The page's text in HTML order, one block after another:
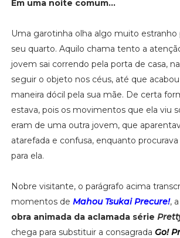
Em uma noite comum...
Uma garotinha olha algo muito estranho
seu quarto. Aquilo chama tento a
jovem sai correndo pela porta de casa,
seguir o objeto nos céus, até que
maneira dócil pela sua mãe. De certa
estava, pois os movimentos que ela viu
eram de uma outra jovem, que
atarefada e confusa, enquanto
para ela.
Nobre visitante, o parágrafo acima
momentos de Mahou Tsukai Precure!, a
obra animada da aclamada série
chega para substituir a consagrada Go!